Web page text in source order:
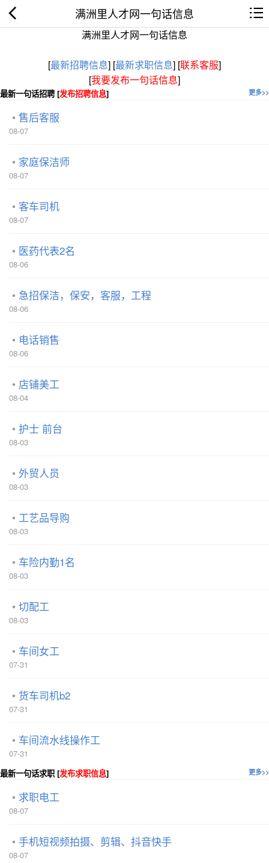
满洲里人才网一句话信息
满洲里人才网一句话信息
[最新招聘信息] [最新求职信息] [联系客服]
[我要发布一句话信息]
更多>>
最新一句话招聘 [发布招聘信息]
售后客服
08-07
家庭保洁师
08-07
客车司机
08-07
医药代表2名
08-06
急招保洁，保安，客服，工程
08-06
电话销售
08-06
店铺美工
08-04
护士 前台
08-03
外贸人员
08-03
工艺品导购
08-03
车险内勤1名
08-03
切配工
08-03
车间女工
07-31
货车司机b2
07-31
车间流水线操作工
07-31
更多>>
最新一句话求职 [发布求职信息]
求职电工
08-07
手机短视频拍摄、剪辑、抖音快手
08-07